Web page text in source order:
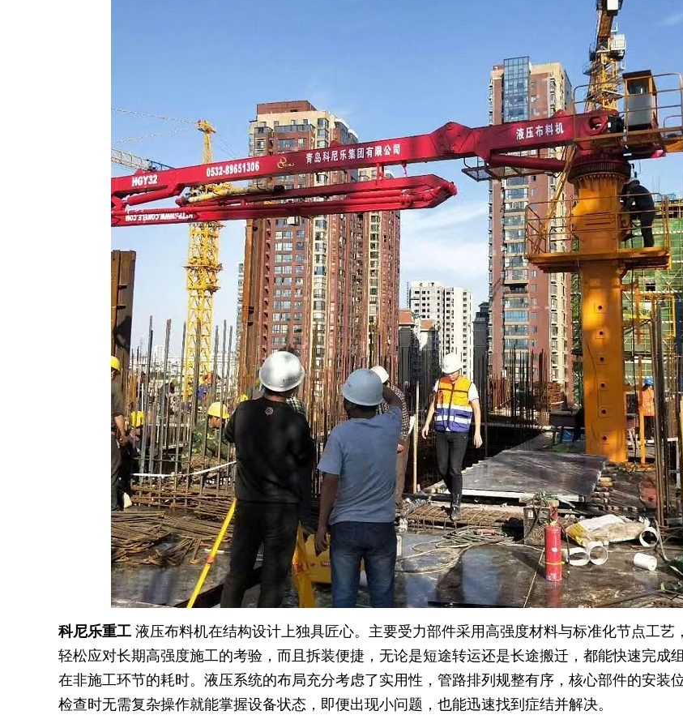
科尼乐重工 液压布料机在结构设计上独具匠心。主要受力部件采用高强度材料与标准化节点工艺
轻松应对长期高强度施工的考验，而且拆装便捷，无论是短途转运还是长途搬迁，都能快速完成
在非施工环节的耗时。液压系统的布局充分考虑了实用性，管路排列规整有序，核心部件的安装
检查时无需复杂操作就能掌握设备状态，即便出现小问题，也能迅速找到症结并解决。